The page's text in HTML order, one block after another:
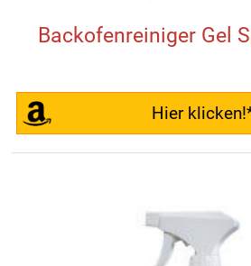
Backofenreiniger Gel
Hier